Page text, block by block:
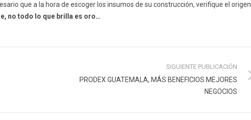
que a la hora de escoger los insumos de su construcción, verifique el origen
no todo lo que brilla es oro…
SIGUIENTE PUBLICACIÓN
PRODEX GUATEMALA, MÁS BENEFICIOS MEJORES
NEGOCIOS